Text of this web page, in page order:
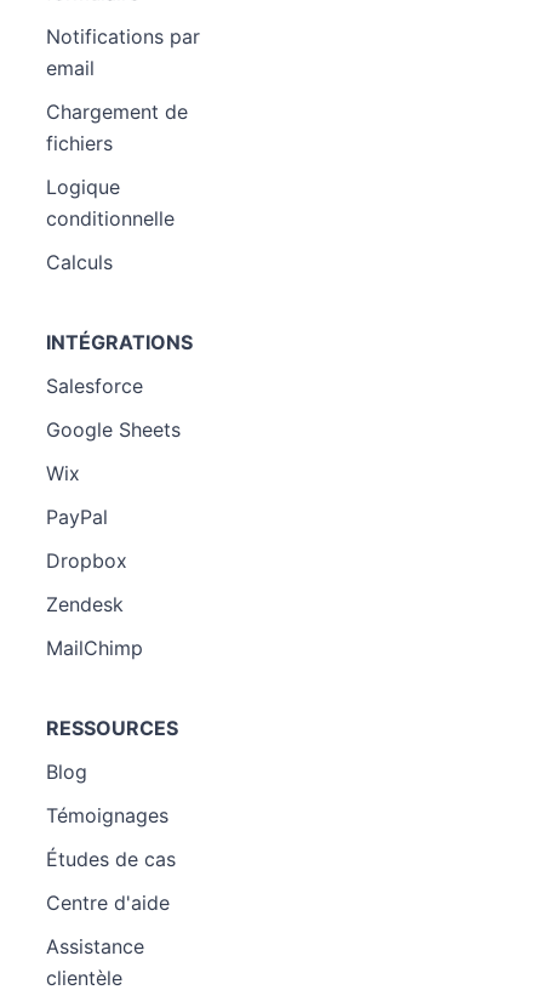
Notifications par
email
Chargement de
fichiers
Logique
conditionnelle
Calculs
INTÉGRATIONS
Salesforce
Google Sheets
Wix
PayPal
Dropbox
Zendesk
MailChimp
RESSOURCES
Blog
Témoignages
Études de cas
Centre d'aide
Assistance
clientèle